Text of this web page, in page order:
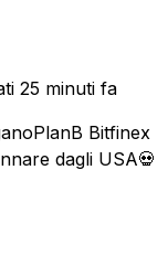
25 minuti fa
Bitfinex
dagli USA💀